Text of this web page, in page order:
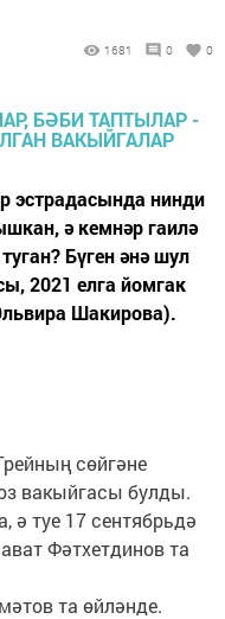
1681 0 0
эстрадасында нинди
ә кемнәр гаилә
Бүген әнә шул
2021 елга йомгак
Шакирова).
сөйгәне
вакыйгасы булды.
ә туе 17 сентябрьдә
Фәтхетдинов та
та өйләнде.